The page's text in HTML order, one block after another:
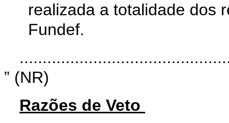
realizada a totalidade dos
Fundef.
” (NR)
Razões de Veto